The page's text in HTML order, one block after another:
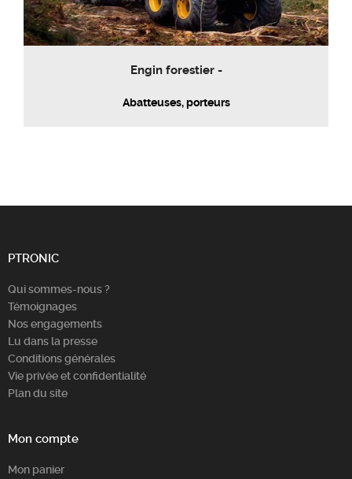
Engin forestier -
Abatteuses, porteurs
PTRONIC
Qui sommes-nous ?
Témoignages
Nos engagements
Lu dans la presse
Conditions générales
Vie privée et confidentialité
Plan du site
Mon compte
Mon panier